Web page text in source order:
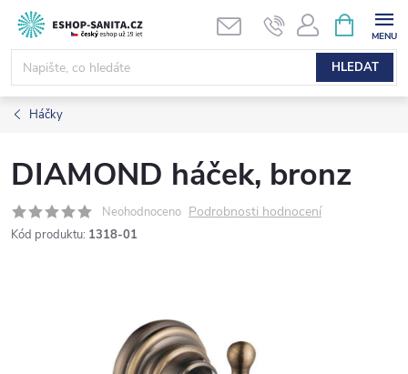
Přejít
obsah
HLEDAT
NÁKUPNÍ
KOŠÍK
Háčky
DIAMOND háček, bronz
Neohodnoceno Podrobnosti hodnocení
Kód produktu: 1318-01